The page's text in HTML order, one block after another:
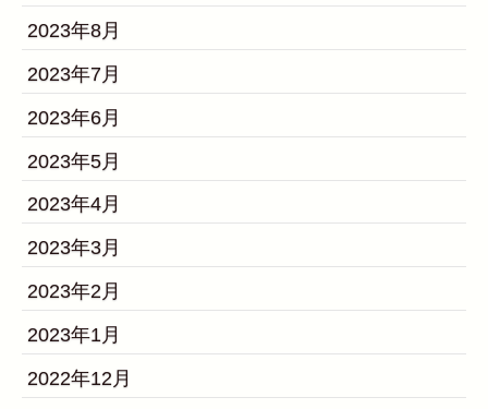
2023年8月
2023年7月
2023年6月
2023年5月
2023年4月
2023年3月
2023年2月
2023年1月
2022年12月